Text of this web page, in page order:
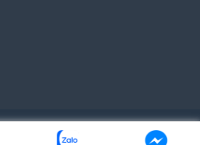
valves.com.vn. All rights reserved.